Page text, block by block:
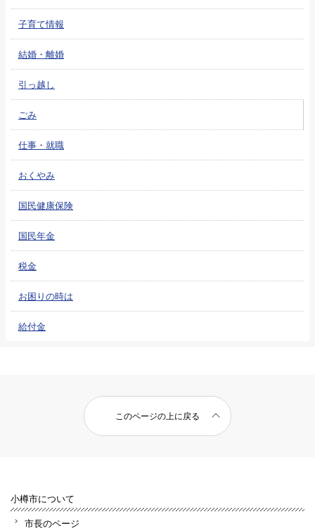
子育て情報
結婚・離婚
引っ越し
ごみ
仕事・就職
おくやみ
国民健康保険
国民年金
税金
お困りの時は
給付金
このページの上に戻る
小樽市について
市長のページ